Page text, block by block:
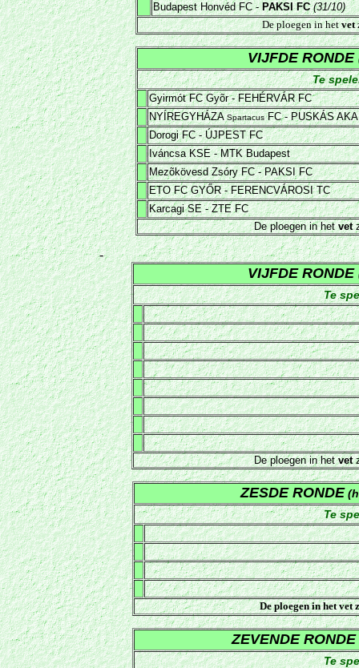
Budapest Honvéd FC - PAKSI FC (31/10)
De ploegen in hetvet
VIJFDE RONDE
Te
Gyirmót FC Gyõr - FEHÉRVÁR FC
NYÍREGYHÁZASpartacusFC - PUSKÁS
Dorogi FC - ÚJPEST FC
Iváncsa KSE - MTK Budapest
Mezõkövesd Zsóry FC - PAKSI FC
ETO FC GYŐR - FERENCVÁROSI TC
Karcagi SE - ZTE FC
De ploegen in hetvet
-
VIJFDE RONDE
Te
De ploegen in hetvet
ZESDE RONDE
Te
De ploegen in hetvet
ZEVENDE RONDE
Te